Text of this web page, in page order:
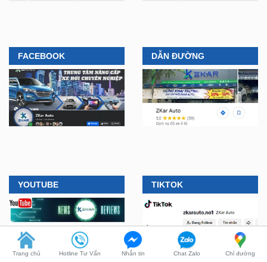
Trang chủ Hotline Tư Vấn Nhắn tin Chat Zalo Chỉ đường